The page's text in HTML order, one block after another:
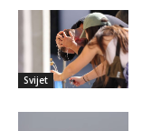
Svijet